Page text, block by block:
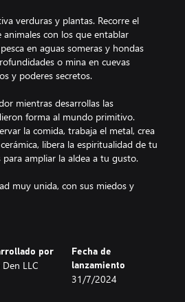
verduras y plantas. Recorre el
con los que entablar
en aguas someras y hondas
o mina en cuevas
y poderes secretos.
mientras desarrollas las
forma al mundo primitivo.
la comida, trabaja el metal, crea
libera la espiritualidad de tu
ampliar la aldea a tu gusto.
muy unida, con sus miedos y
en festivales y rituales… Y,
tu personaje con la mejor estética
granja más deslumbrante de todo
un hogar al que volver tras un
por
Den LLC
Fecha de
lanzamiento
31/7/2024